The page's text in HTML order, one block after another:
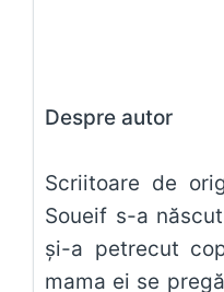
Despre autor
Scriitoare de
Soueif s-a
şi-a petrecut
mama ei se